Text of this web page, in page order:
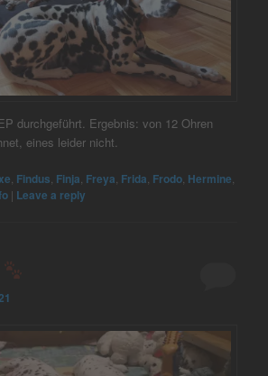
durchgeführt. Ergebnis: von 12 Ohren
eines leider nicht.
Findus Finja Freya Frida Frodo Hermine
| Leave a reply